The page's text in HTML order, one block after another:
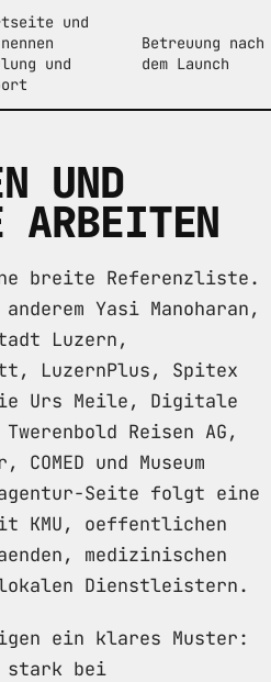
und
und
Betreuung nach
dem Launch
UND
ARBEITEN
breite Referenzliste.
Yasi Manoharan,
Luzern,
LuzernPlus, Spitex
Urs Meile, Digitale
Reisen AG,
und Museum
Seite folgt eine
KMU, oeffentlichen
medizinischen
Dienstleistern.
ein klares Muster:
stark bei